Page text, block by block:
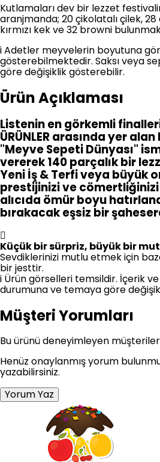
Kutlamaları dev bir lezzet
aranjmanda; 20 çikolatalı çilek,
kırmızı kek ve 32 browni
iAdetler meyvelerin boyutuna
gösterebilmektedir. Saksı veya
göre değişiklik gösterebilir.
Ürün Açıklaması
Listenin en görkemli
ÜRÜNLER arasında yer
"Meyve Sepeti Dünyası"
vererek 140 parçalık bir
Yeni İş & Terfi veya büyük
prestijinizi ve
alıcıda ömür boyu
bırakacak eşsiz bir
Küçük bir sürpriz, büyük bir
Sevdiklerinizi mutlu etmek için
bir jesttir.
i Ürün görselleri temsildir. İçerik
durumuna ve temaya göre
Müşteri Yorumları
Bu ürünü deneyimleyen
Henüz onaylanmış yorum
yazabilirsiniz.
Yorum Yaz